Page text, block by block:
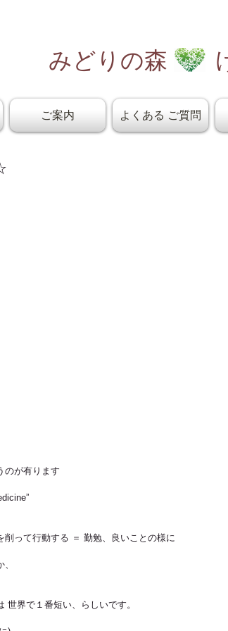
みどりの森 け
ご案内 よくある ご質問
のが有ります
削って行動する ＝ 勤勉、良いことの様に
世界で１番短い、らしいです。